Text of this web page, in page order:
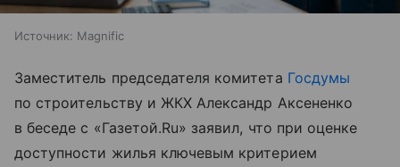
Источник: Magnific
Заместитель председателя комитета Госдумы
по строительству и ЖКХ Александр Аксененко
в беседе с «Газетой.Ru» заявил, что при оценке
доступности жилья ключевым критерием